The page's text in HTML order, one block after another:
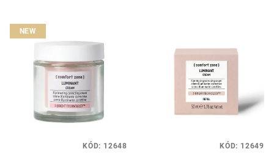
NEW
KÓD: 12648 KÓD: 12649